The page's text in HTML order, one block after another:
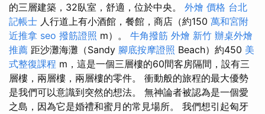
的三層建築，32臥室，舒適，位於中央。 外燴 價格 台北
記帳士 人行道上有小酒館，餐館，商店（約150 萬和宮附
近推拿 seo 撥筋證照 m）。 牛角撥筋 外燴 新竹 辦桌外燴
推薦 距沙灘海灘（Sandy 腳底按摩證照 Beach）約450 美
式整復課程 m，這是一個三層樓的60間客房隔間，設有三
層樓，兩層樓，兩層樓的零件。 衝動般的旅程的最大優勢
是我們可以意識到突然的想法。 無神論者被認為是一個愛
之島，因為它是婚禮和蜜月的常見場所。 我們想引起匈牙